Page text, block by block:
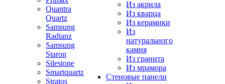
Quantra
Quartz
Samsung
Radianz
Samsung
Staron
Silestone
Smartquartz
Stratos
Из акрила
Из кварца
Из керамики
Из
натурального
камня
Из гранита
Из мрамора
Стеновые панели